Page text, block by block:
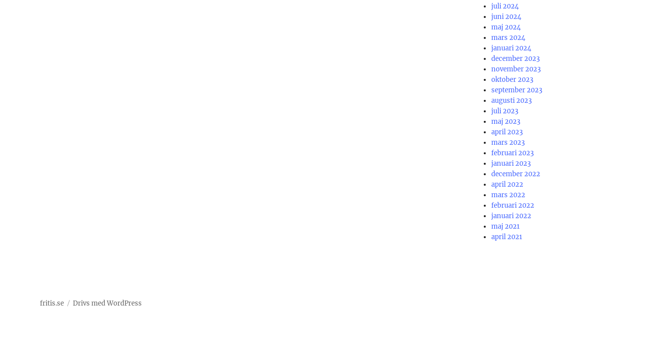
juli 2024
juni 2024
maj 2024
mars 2024
januari 2024
december 2023
november 2023
oktober 2023
september 2023
augusti 2023
juli 2023
maj 2023
april 2023
mars 2023
februari 2023
januari 2023
december 2022
april 2022
mars 2022
februari 2022
januari 2022
maj 2021
april 2021
fritis.se Drivs med WordPress